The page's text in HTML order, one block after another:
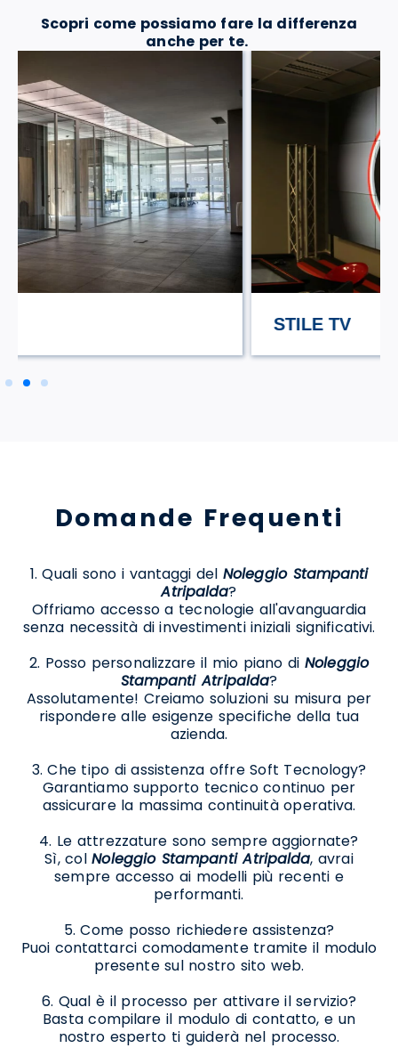
Scopri come possiamo fare la differenza
anche per te.
Domande Frequenti
1. Quali sono i vantaggi delNoleggio Stampanti
Atripalda?
Offriamo accesso a tecnologie all'avanguardia
senza necessità di investimenti iniziali significativi.
2. Posso personalizzare il mio piano diNoleggio
Stampanti Atripalda?
Assolutamente! Creiamo soluzioni su misura per
rispondere alle esigenze specifiche della tua
azienda.
3. Che tipo di assistenza offre Soft Tecnology?
Garantiamo supporto tecnico continuo per
assicurare la massima continuità operativa.
4. Le attrezzature sono sempre aggiornate?
Sì, colNoleggio Stampanti Atripalda, avrai
sempre accesso ai modelli più recenti e
performanti.
5. Come posso richiedere assistenza?
Puoi contattarci comodamente tramite il modulo
presente sul nostro sito web.
6. Qual è il processo per attivare il servizio?
Basta compilare il modulo di contatto, e un
nostro esperto ti guiderà nel processo.